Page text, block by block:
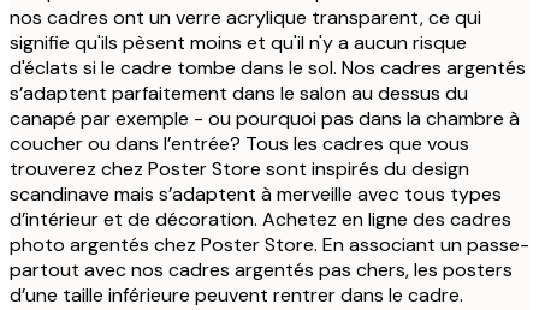
nos cadres ont un verre acrylique transparent, ce qui
signifie qu'ils pèsent moins et qu'il n'y a aucun risque
d'éclats si le cadre tombe dans le sol. Nos cadres argentés
s’adaptent parfaitement dans le salon au dessus du
canapé par exemple - ou pourquoi pas dans la chambre à
coucher ou dans l’entrée? Tous les cadres que vous
trouverez chez Poster Store sont inspirés du design
scandinave mais s’adaptent à merveille avec tous types
d’intérieur et de décoration. Achetez en ligne des cadres
photo argentés chez Poster Store. En associant un passe-
partout avec nos cadres argentés pas chers, les posters
d’une taille inférieure peuvent rentrer dans le cadre.